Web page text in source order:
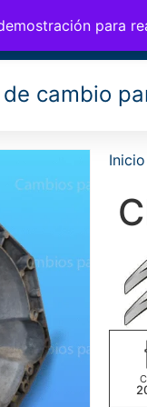
para
PARA
de cambio
Inicio